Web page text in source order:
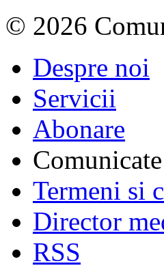
© 2026
Despre noi
Servicii
Abonare
Comunicate
Termeni si
Director
RSS